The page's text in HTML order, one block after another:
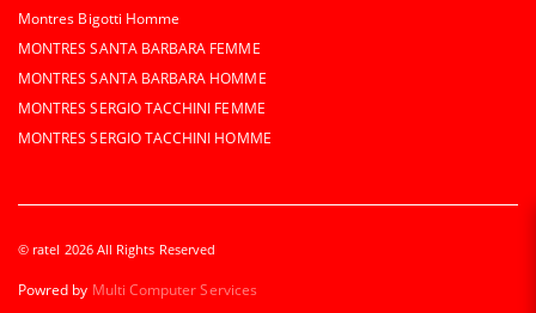
Montres Bigotti Homme
MONTRES SANTA BARBARA FEMME
MONTRES SANTA BARBARA HOMME
MONTRES SERGIO TACCHINI FEMME
MONTRES SERGIO TACCHINI HOMME
© ratel 2026 All Rights Reserved
Powred by Multi Computer Services